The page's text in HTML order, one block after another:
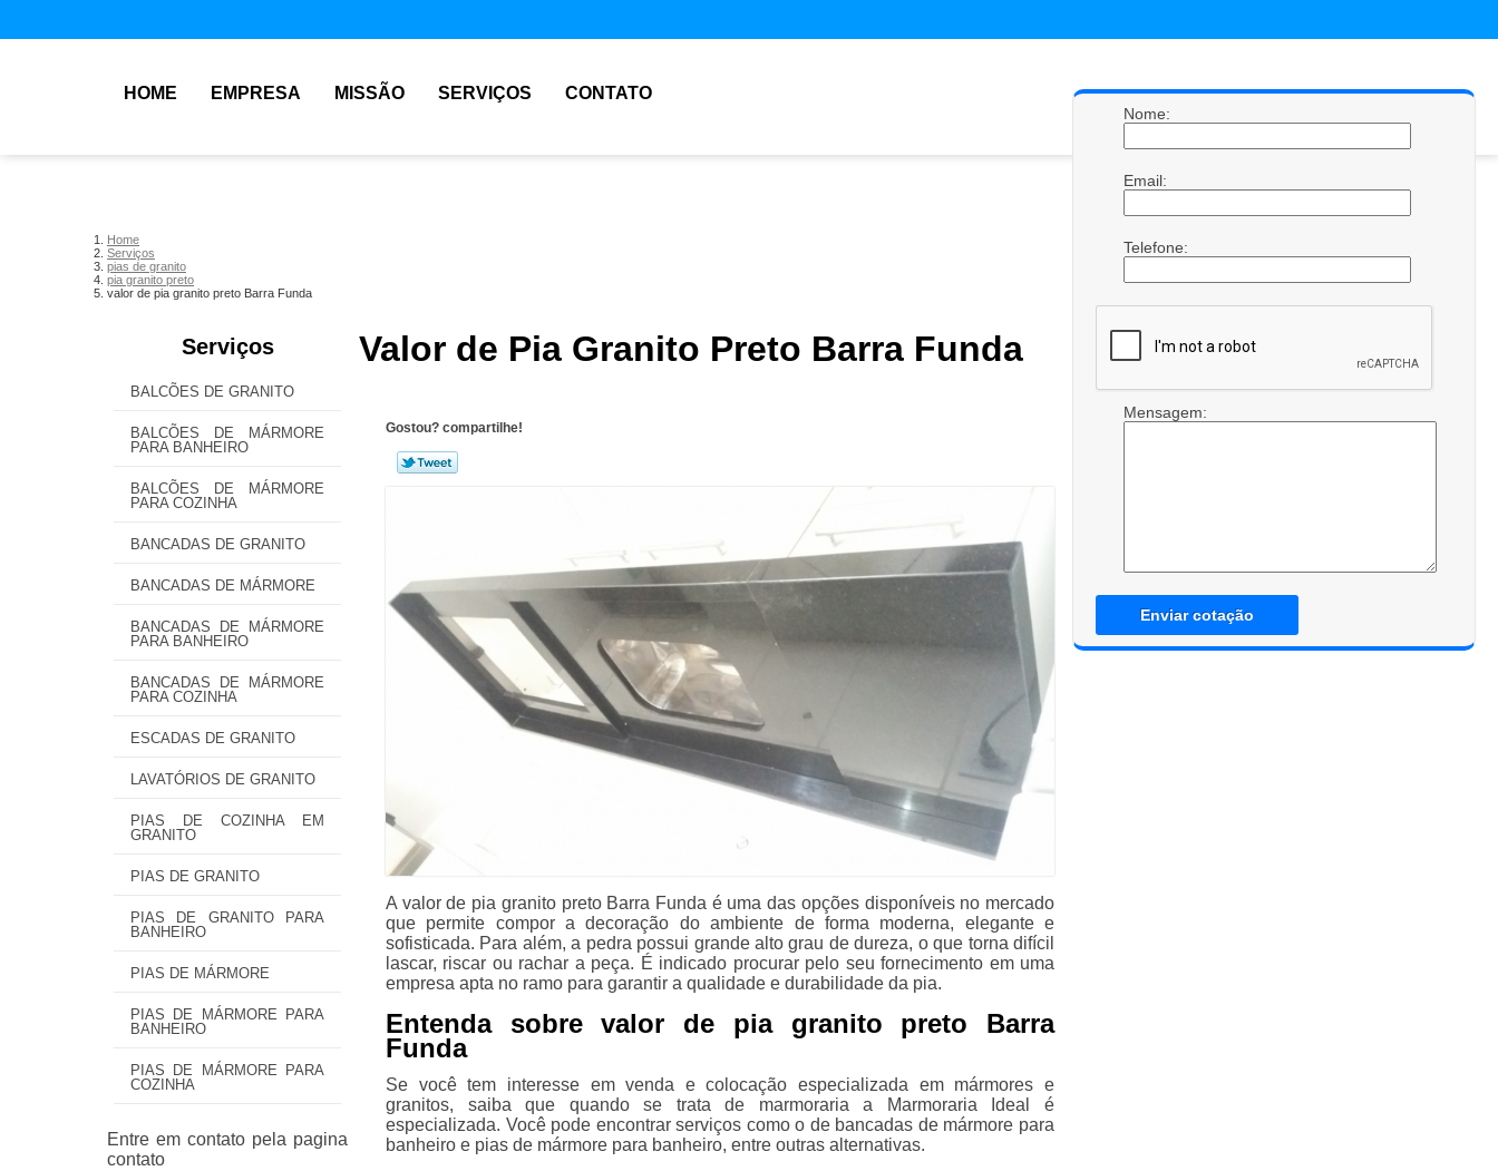
HOME EMPRESA MISSÃO SERVIÇOS CONTATO
Home
Serviços
pias de granito
pia granito preto
valor de pia granito preto Barra Funda
Serviços
BALCÕES DE GRANITO
BALCÕES DE MÁRMORE
PARA BANHEIRO
BALCÕES DE MÁRMORE
PARA COZINHA
BANCADAS DE GRANITO
BANCADAS DE MÁRMORE
BANCADAS DE MÁRMORE
PARA BANHEIRO
BANCADAS DE MÁRMORE
PARA COZINHA
ESCADAS DE GRANITO
LAVATÓRIOS DE GRANITO
PIAS DE COZINHA EM
GRANITO
PIAS DE GRANITO
PIAS DE GRANITO PARA
BANHEIRO
PIAS DE MÁRMORE
PIAS DE MÁRMORE PARA
BANHEIRO
PIAS DE MÁRMORE PARA
COZINHA
Valor de Pia Granito Preto Barra Funda
Gostou? compartilhe!
A valor de pia granito preto Barra Funda é uma das opções disponíveis no mercado
que permite compor a decoração do ambiente de forma moderna, elegante e
sofisticada. Para além, a pedra possui grande alto grau de dureza, o que torna difícil
lascar, riscar ou rachar a peça. É indicado procurar pelo seu fornecimento em uma
empresa apta no ramo para garantir a qualidade e durabilidade da pia.
Entenda sobre valor de pia granito preto Barra
Funda
Se você tem interesse em venda e colocação especializada em mármores e
granitos, saiba que quando se trata de marmoraria a Marmoraria Ideal é
especializada. Você pode encontrar serviços como o de bancadas de mármore para
banheiro e pias de mármore para banheiro, entre outras alternativas.
Nome:
Email:
Telefone:
Mensagem:
Enviar cotação